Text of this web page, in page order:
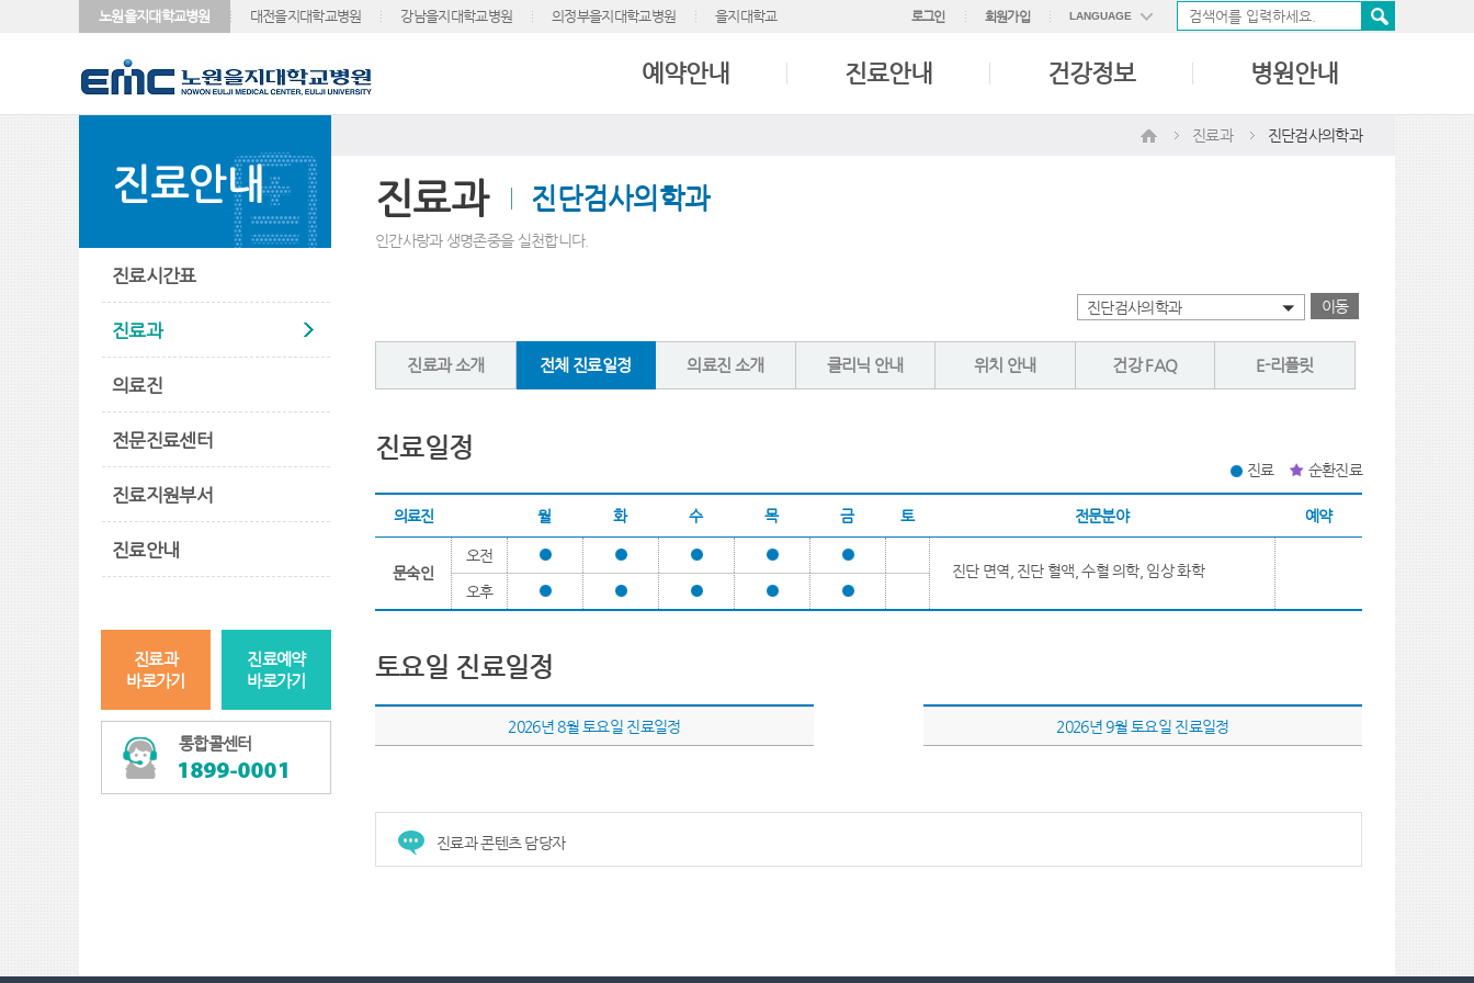
노원을지대학교병원 대전을지대학교병원 강남을지대학교병원 의정부을지대학교병원 을지대학교 로그인 회원가입 LANGUAGE
中國語
예약안내 진료안내 건강정보 병원안내
진료안내
진료시간표
진료과
의료진
전문진료센터
진료지원부서
진료안내
진료과
바로가기
진료예약
바로가기
통합콜센터
진료과 진단검사의학과
진료과 진단검사의학과
인간사랑과 생명존중을 실천합니다.
진단검사의학과 이동
진료과 소개 전체 진료일정 의료진 소개 클리닉 안내 위치 안내 건강 FAQ E-리플릿
진료일정
진료 순환진료
의료진 월 화 수 목 금 토 전문분야 예약
문숙인
오전
진단 면역, 진단 혈액, 수혈 의학, 임상 화학
오후
토요일 진료일정
2026년 8월 토요일 진료일정 2026년 9월 토요일 진료일정
진료과 콘텐츠 담당자